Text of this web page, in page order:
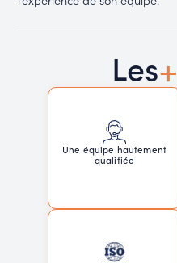
Les+
Une équipe hautement
qualifiée